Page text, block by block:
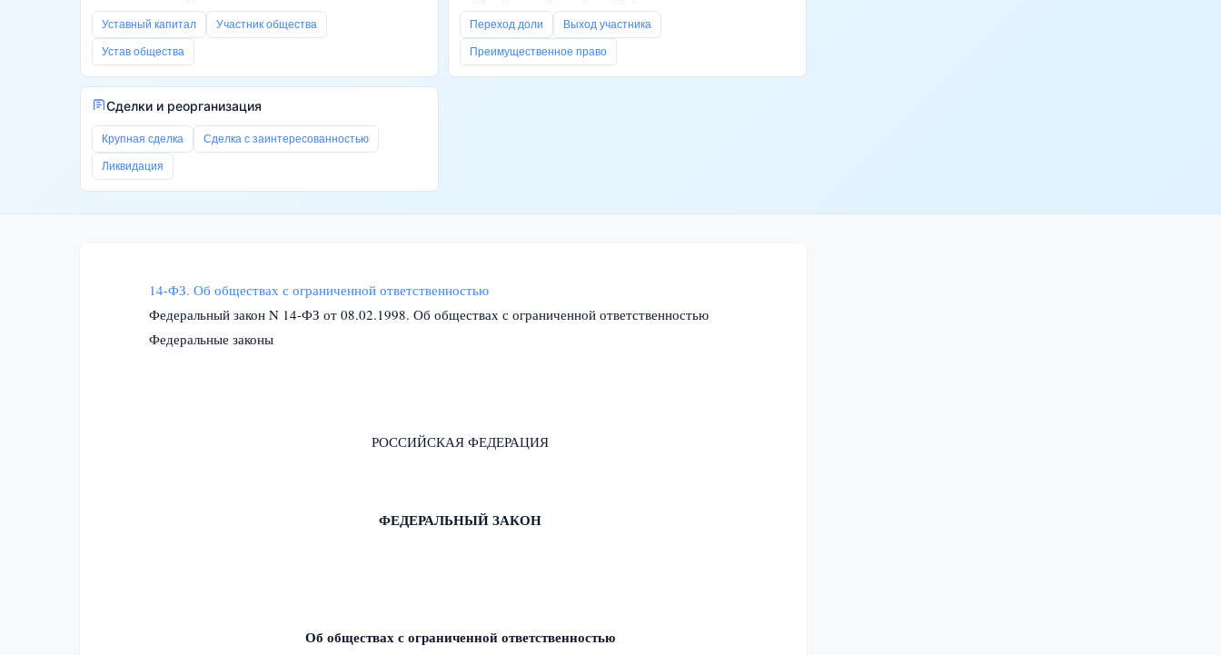
Уставный капитал Участник общества
Устав общества
Переход доли Выход участника
Преимущественное право
Сделки и реорганизация
Крупная сделка Сделка с заинтересованностью
Ликвидация
14-ФЗ. Об обществах с ограниченной ответственностью
Федеральный закон N 14-ФЗ от 08.02.1998. Об обществах с ограниченной ответственностью
Федеральные законы
РОССИЙСКАЯ ФЕДЕРАЦИЯ
ФЕДЕРАЛЬНЫЙ ЗАКОН
Об обществах с ограниченной ответственностью